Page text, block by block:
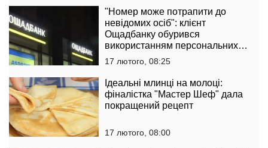
"Номер може потрапити до
невідомих осіб": клієнт
Ощадбанку обурився
використанням персональних
даних
17 лютого, 08:25
Ідеальні млинці на молоці:
фіналістка "Мастер Шеф" дала
покращений рецепт
17 лютого, 08:00